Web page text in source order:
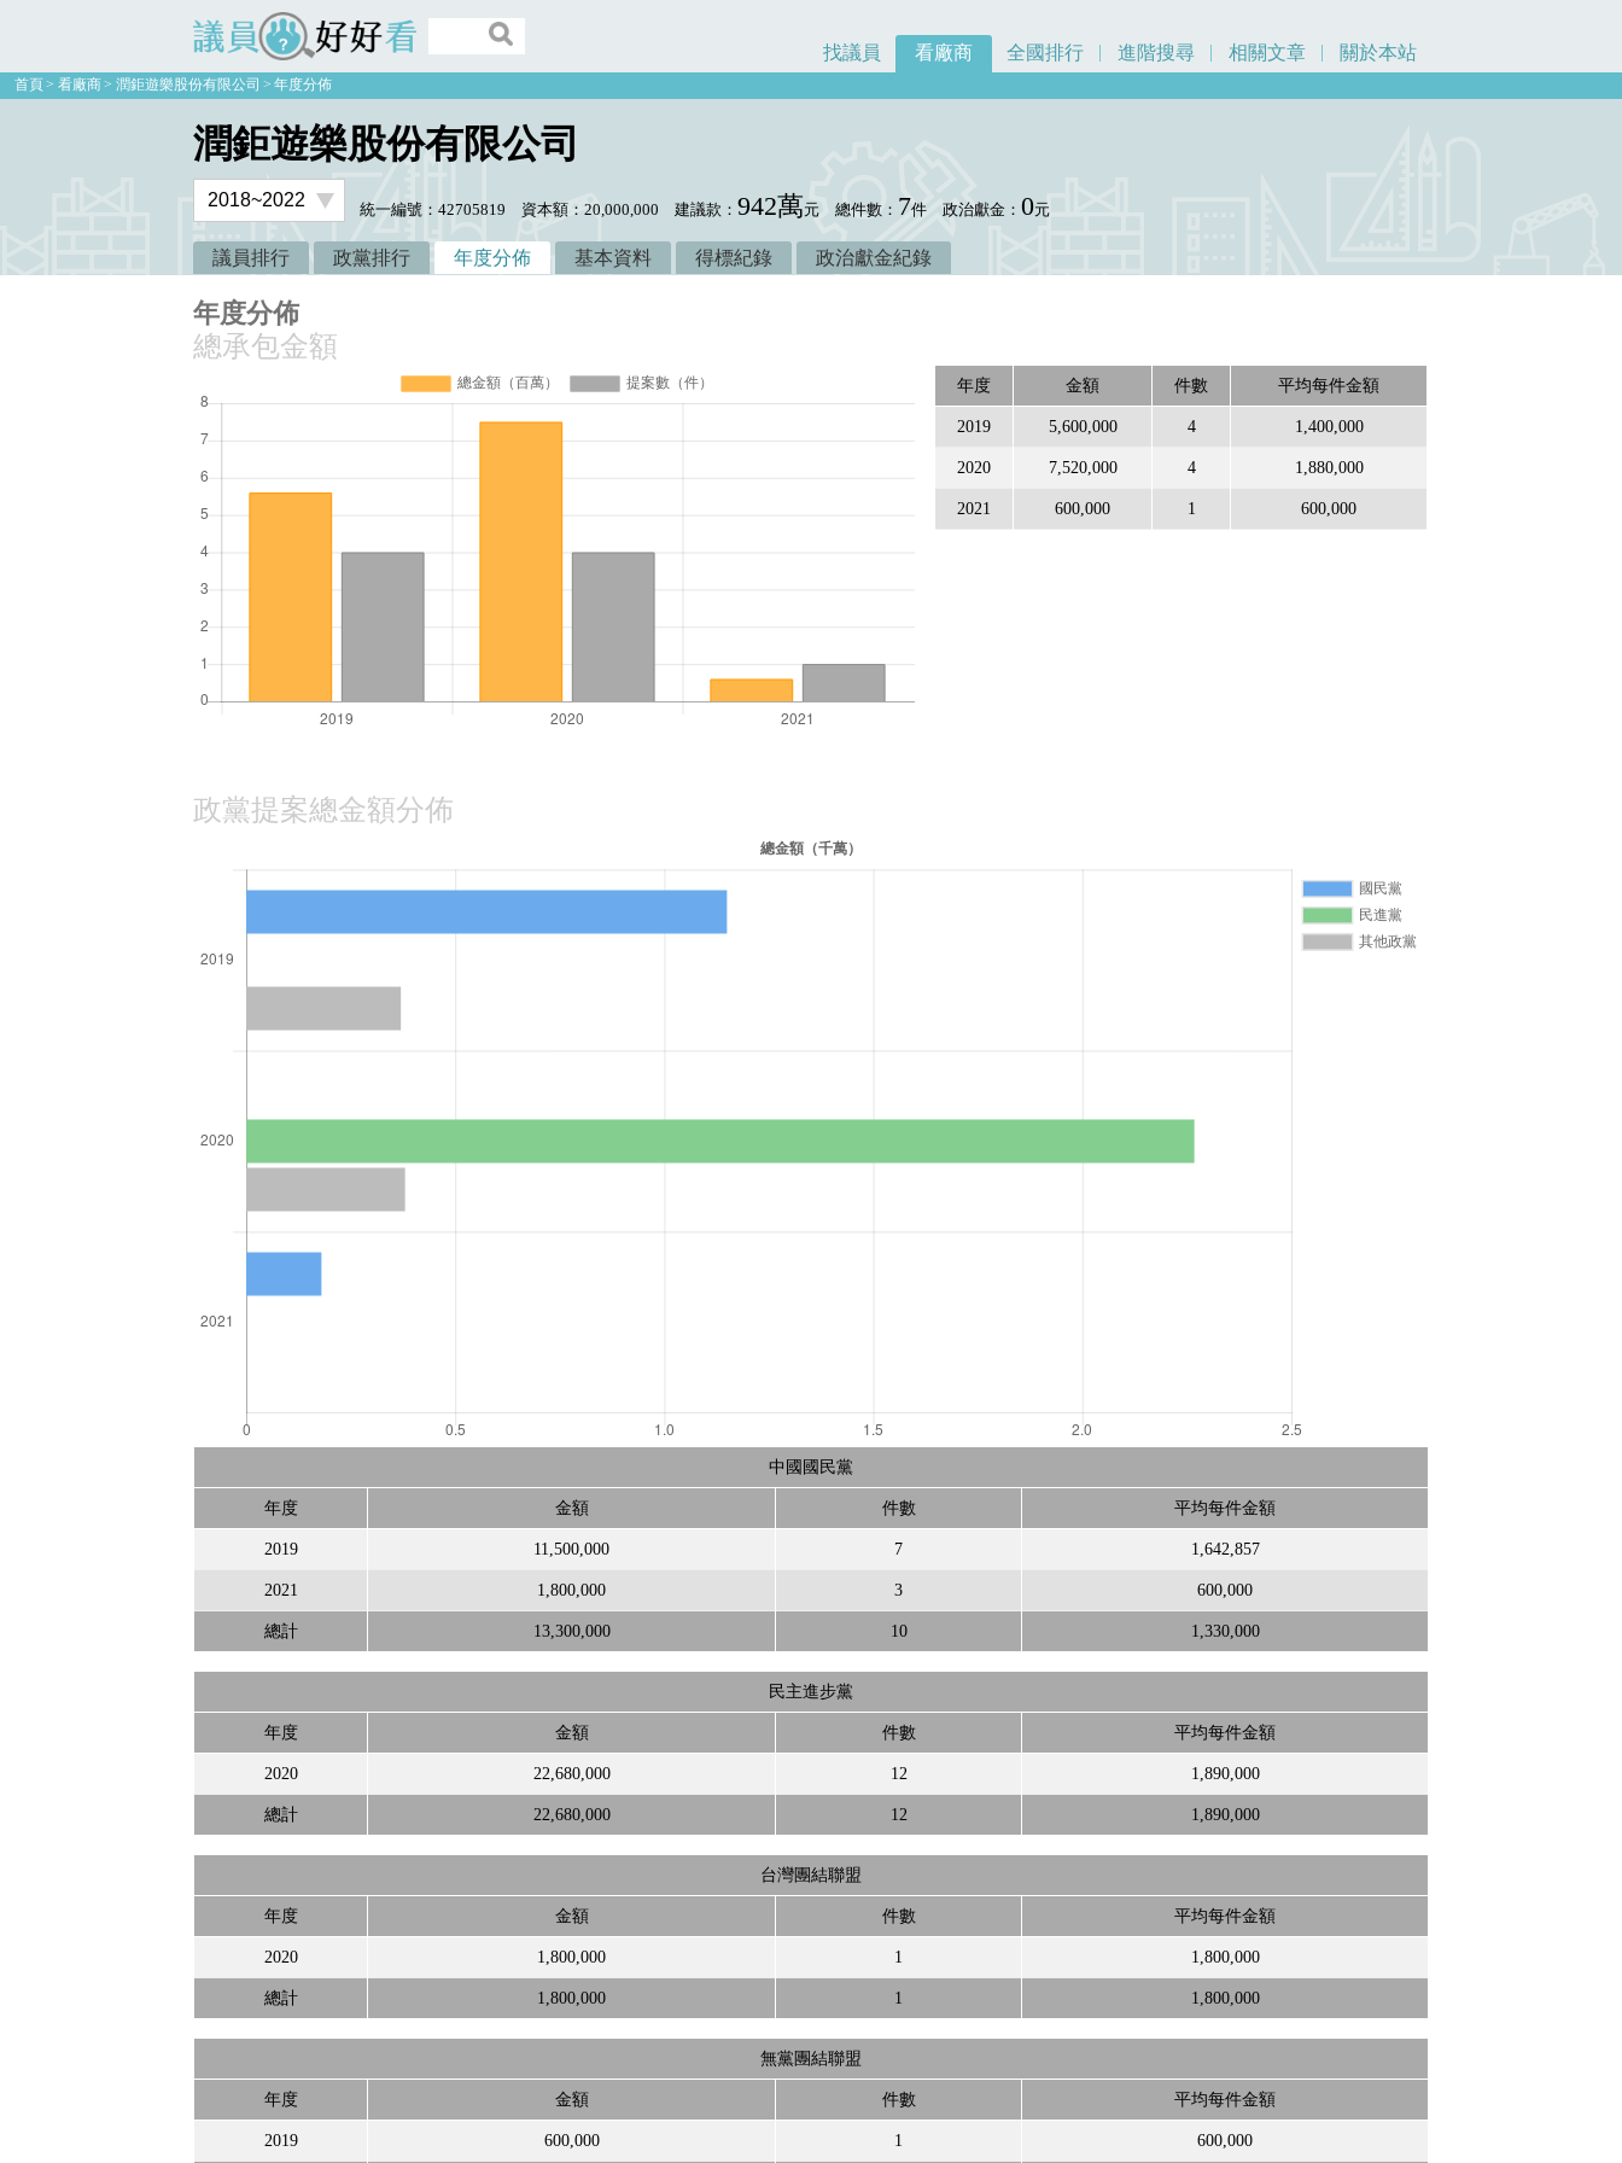
議員好好看
找議員 看廠商 全國排行 進階搜尋 相關文章 關於本站
首頁 看廠商 潤鉅遊樂股份有限公司 年度分佈
潤鉅遊樂股份有限公司
統一編號：42705819 資本額：20,000,000 建議款：942萬元 總件數： 7件 政治獻金：0元
議員排行 政黨排行 年度分佈 基本資料 得標紀錄 政治獻金紀錄
年度分佈
總承包金額
年度 金額 件數 平均每件金額
2019 5,600,000 4 1,400,000
2020 7,520,000 4 1,880,000
2021 600,000 1 600,000
政黨提案總金額分佈
中國國民黨
年度 金額 件數 平均每件金額
2019 11,500,000 7 1,642,857
2021 1,800,000 3 600,000
總計 13,300,000 10 1,330,000
民主進步黨
年度 金額 件數 平均每件金額
2020 22,680,000 12 1,890,000
總計 22,680,000 12 1,890,000
台灣團結聯盟
年度 金額 件數 平均每件金額
2020 1,800,000 1 1,800,000
總計 1,800,000 1 1,800,000
無黨團結聯盟
年度 金額 件數 平均每件金額
2019 600,000 1 600,000